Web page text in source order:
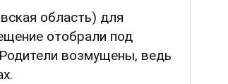
область) для
отобрали под
возмущены, ведь